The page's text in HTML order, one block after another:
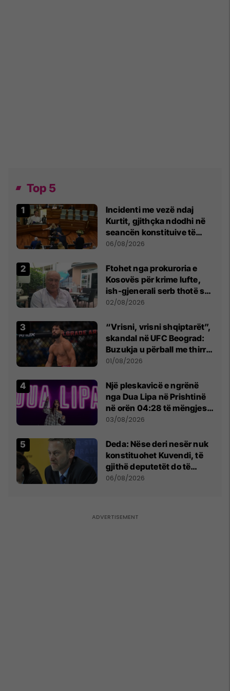
Top 5
Incidenti me vezë ndaj
Kurtit, gjithçka ndodhi në
seancën konstituive të
Kuvendit
06/08/2026
Ftohet nga prokuroria e
Kosovës për krime lufte,
ish-gjenerali serb thotë se
dikush e tradhtoi në
02/08/2026
“Vrisni, vrisni shqiptarët”,
skandal në UFC Beograd:
Buzukja u përball me thirrje
anti-shqiptare nga
01/08/2026
Një pleskavicë e ngrënë
nga Dua Lipa në Prishtinë
në orën 04:28 të mëngjesit
- dhe bota digjitale serbe
03/08/2026
Deda: Nëse deri nesër nuk
konstituohet Kuvendi, të
gjithë deputetët do të
bëjnë shkelje të rëndë
06/08/2026